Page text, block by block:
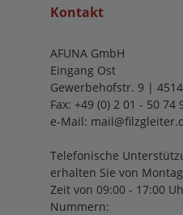
Kontakt
AFUNA GmbH
Eingang Ost
Gewerbehofstr. 9 |
Fax: +49 (0) 2 01 - 50 74
e-Mail:
Telefonische
erhalten Sie von
Zeit von 09:00 - 17:00
Nummern: